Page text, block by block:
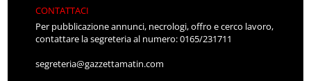
CONTATTACI
Per pubblicazione annunci, necrologi, offro e cerco lavoro,
contattare la segreteria al numero: 0165/231711
segreteria@gazzettamatin.com